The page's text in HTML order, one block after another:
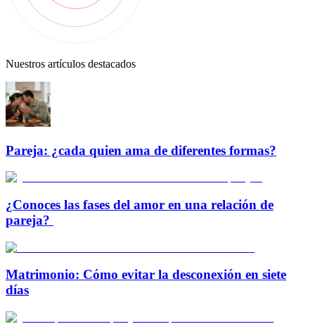
Nuestros artículos destacados
Pareja: ¿cada quien ama de diferentes formas?
¿Conoces las fases del amor en una relación de
pareja?
Matrimonio: Cómo evitar la desconexión en siete
días